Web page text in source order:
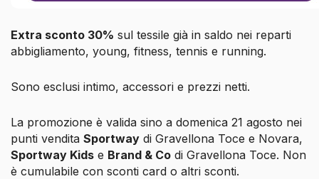
Extra sconto 30% sul tessile già in saldo nei reparti
abbigliamento, young, fitness, tennis e running.
Sono esclusi intimo, accessori e prezzi netti.
La promozione è valida sino a domenica 21 agosto nei
punti vendita Sportway di Gravellona Toce e Novara,
Sportway Kids e Brand & Co di Gravellona Toce. Non
è cumulabile con sconti card o altri sconti.